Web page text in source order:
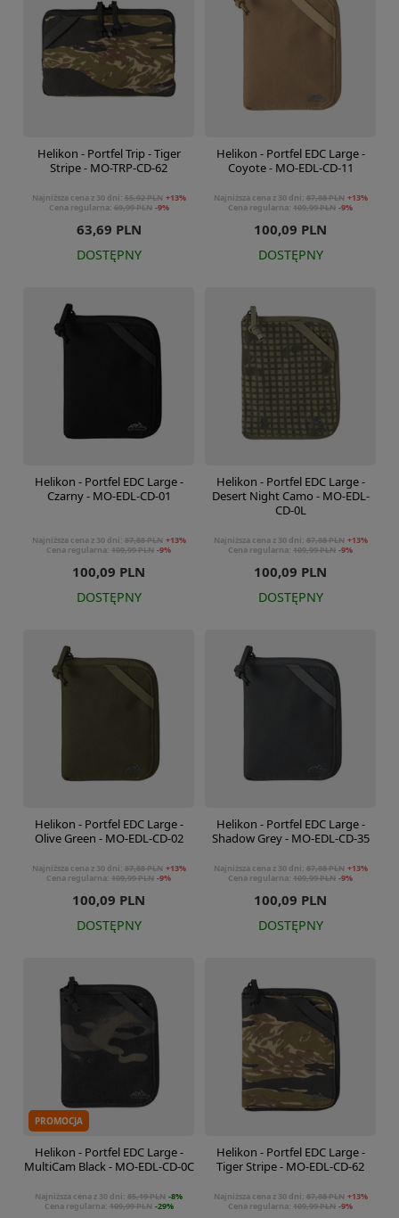
Helikon - Portfel Trip - Tiger
Stripe - MO-TRP-CD-62
63,69 PLN
Najniższa cena z 30 dni: 55,92 PLN +13%
Cena regularna: 69,99 PLN -9%
DOSTĘPNY
Helikon - Portfel EDC Large -
Coyote - MO-EDL-CD-11
100,09 PLN
Najniższa cena z 30 dni: 87,88 PLN +13%
Cena regularna: 109,99 PLN -9%
DOSTĘPNY
Helikon - Portfel EDC Large -
Czarny - MO-EDL-CD-01
100,09 PLN
Najniższa cena z 30 dni: 87,88 PLN +13%
Cena regularna: 109,99 PLN -9%
DOSTĘPNY
Helikon - Portfel EDC Large -
Desert Night Camo - MO-EDL-
CD-0L
100,09 PLN
Najniższa cena z 30 dni: 87,88 PLN +13%
Cena regularna: 109,99 PLN -9%
DOSTĘPNY
Helikon - Portfel EDC Large -
Olive Green - MO-EDL-CD-02
100,09 PLN
Najniższa cena z 30 dni: 87,88 PLN +13%
Cena regularna: 109,99 PLN -9%
DOSTĘPNY
Helikon - Portfel EDC Large -
Shadow Grey - MO-EDL-CD-35
100,09 PLN
Najniższa cena z 30 dni: 87,88 PLN +13%
Cena regularna: 109,99 PLN -9%
DOSTĘPNY
PROMOCJA
Helikon - Portfel EDC Large -
MultiCam Black - MO-EDL-CD-0C
Najniższa cena z 30 dni: 85,19 PLN -8%
Cena regularna: 109,99 PLN -29%
Helikon - Portfel EDC Large -
Tiger Stripe - MO-EDL-CD-62
Najniższa cena z 30 dni: 87,88 PLN +13%
Cena regularna: 109,99 PLN -9%